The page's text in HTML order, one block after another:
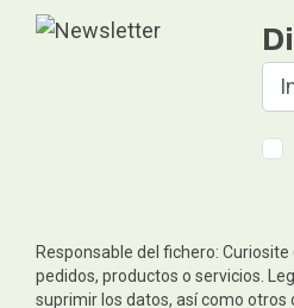
Responsable del fichero:
pedidos, productos o servicios.
suprimir los datos, así como